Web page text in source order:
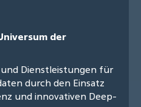
der
Dienstleistungen für
durch den Einsatz
und innovativen Deep-